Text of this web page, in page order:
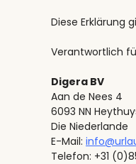
Diese Erklärung
Verantwortlich
Digera BV
Aan de Nees 4
6093 NN
Die Niederlande
E-Mail:
Telefon: +31